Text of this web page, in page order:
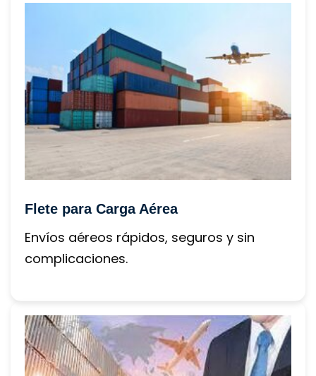
Flete para Carga Aérea
Envíos aéreos rápidos, seguros y sin
complicaciones.